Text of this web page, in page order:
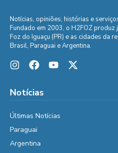
Notícias, opiniões, histórias e
Fundado em 2003, o H2FOZ
Foz do Iguaçu (PR) e as cidades da
Brasil, Paraguai e Argentina.
Notícias
Últimas Notícias
Paraguai
Argentina